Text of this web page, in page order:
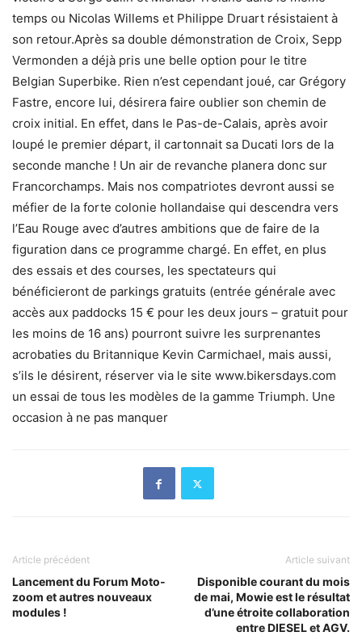
temps ou Nicolas Willems et Philippe Druart résistaient à
son retour.Après sa double démonstration de Croix, Sepp
Vermonden a déjà pris une belle option pour le titre
Belgian Superbike. Rien n’est cependant joué, car Grégory
Fastre, encore lui, désirera faire oublier son chemin de
croix initial. En effet, dans le Pas-de-Calais, après avoir
loupé le premier départ, il cartonnait sa Ducati lors de la
seconde manche ! Un air de revanche planera donc sur
Francorchamps. Mais nos compatriotes devront aussi se
méfier de la forte colonie hollandaise qui descendra vers
l’Eau Rouge avec d’autres ambitions que de faire de la
figuration dans ce programme chargé. En effet, en plus
des essais et des courses, les spectateurs qui
bénéficieront de parkings gratuits (entrée générale avec
accès aux paddocks 15 € pour les deux jours – gratuit pour
les moins de 16 ans) pourront suivre les surprenantes
acrobaties du Britannique Kevin Carmichael, mais aussi,
s’ils le désirent, réserver via le site www.bikersdays.com
un essai de tous les modèles de la gamme Triumph. Une
occasion à ne pas manquer
Article précédent
Lancement du Forum Moto-
zoom et autres nouveaux
modules !
Article suivant
Disponible courant du mois
de mai, Mowie est le résultat
d’une étroite collaboration
entre DIESEL et AGV.